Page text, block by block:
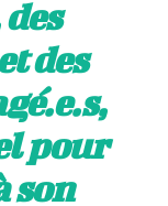
des
pour
son